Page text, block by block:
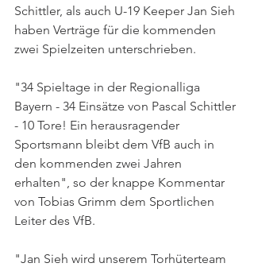
Schittler, als auch U-19 Keeper Jan Sieh
haben Verträge für die kommenden
zwei Spielzeiten unterschrieben.
"34 Spieltage in der Regionalliga
Bayern - 34 Einsätze von Pascal Schittler
- 10 Tore! Ein herausragender
Sportsmann bleibt dem VfB auch in
den kommenden zwei Jahren
erhalten", so der knappe Kommentar
von Tobias Grimm dem Sportlichen
Leiter des VfB.
"Jan Sieh wird unserem Torhüterteam